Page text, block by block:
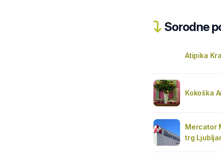
Sorodne
Atipika
Kokoška
Mercator
trg